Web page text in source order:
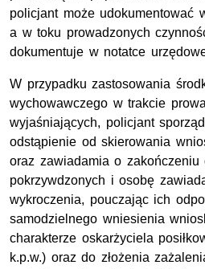
policjant może udokumentować
a w toku prowadzonych
dokumentuje w notatce
W przypadku zastosowania
wychowawczego w trakcie
wyjaśniających, policjant
odstąpienie od skierowania
oraz zawiadamia o zakończeniu
pokrzywdzonych i osobę
wykroczenia, pouczając ich
samodzielnego wniesienia
charakterze oskarżyciela
k.p.w.) oraz do złożenia